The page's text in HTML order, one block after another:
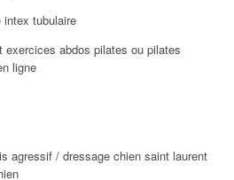
intex tubulaire
abdos pilates ou pilates
ligne
agressif / dressage chien saint laurent